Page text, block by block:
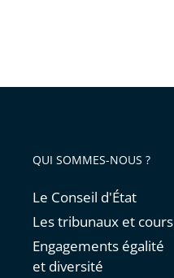
QUI SOMMES-NOUS ?
Le Conseil d'État
Les tribunaux et cours
Engagements égalité
et diversité